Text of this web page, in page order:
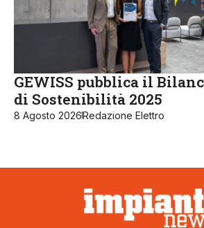
GEWISS pubblica il
di Sostenibilità 2025
8 Agosto 2026Redazione Elettro